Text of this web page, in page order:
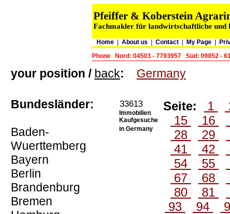
Pfeiffer & Koberstein
Fachmakler für landwirtschaftliche und
Home| About us Contact| My Page
Phone
Nord: 04503 - 7793957 Süd: 09852 -
your position / back: Germany
Bundesländer:
Baden-
Wuerttemberg
Bayern
Berlin
Brandenburg
Bremen
33613
Immobilien
Kaufgesuche
in Germany
Seite: 1
15
16
28
29
41
42
54
55
67
68
80
81
93
94